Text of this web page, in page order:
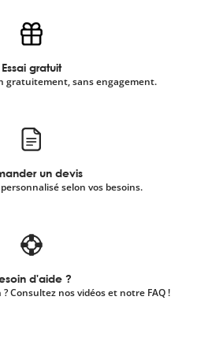
Essai gratuit
gratuitement, sans engagement.
un devis
selon vos besoins.
d'aide ?
Consultez nos vidéos et notre FAQ !